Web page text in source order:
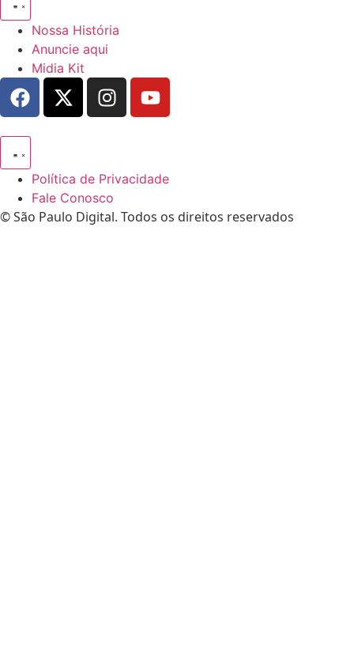
Nossa História
Anuncie aqui
Midia Kit
Política de Privacidade
Fale Conosco
© São Paulo Digital. Todos os direitos reservados